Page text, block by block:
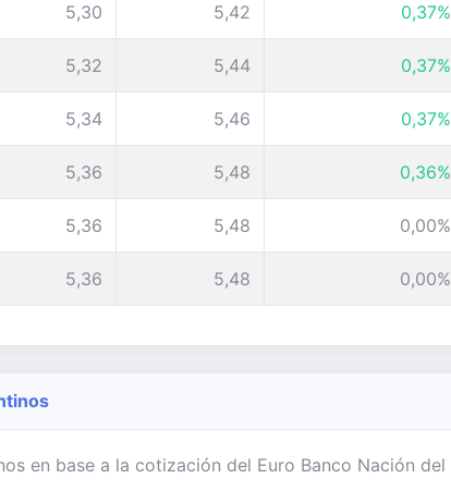
5,30 5,42 0,37%
5,32 5,44 0,37%
5,34 5,46 0,37%
5,36 5,48 0,36%
5,36 5,48 0,00%
5,36 5,48 0,00%
en base a la cotización del Euro Banco Nación del